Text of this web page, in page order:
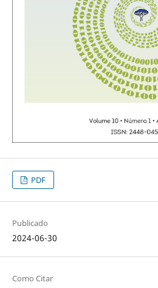
PDF
Publicado
2024-06-30
Como Citar